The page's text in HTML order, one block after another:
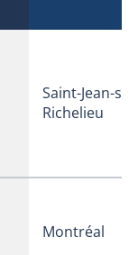
Saint-Jean-
Richelieu
Montréal